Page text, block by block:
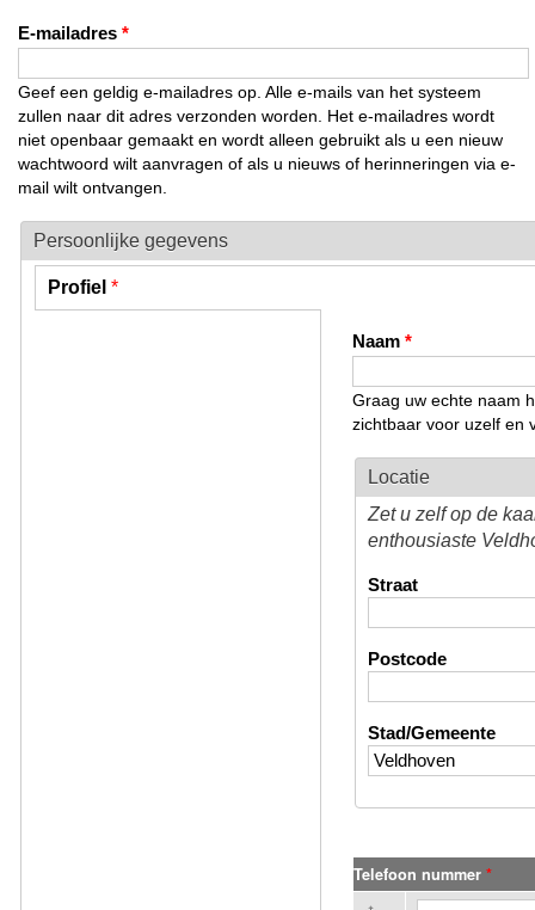
E-mailadres *
Geef een geldig e-mailadres op. Alle e-mails van het systeem
zullen naar dit adres verzonden worden. Het e-mailadres wordt
niet openbaar gemaakt en wordt alleen gebruikt als u een nieuw
wachtwoord wilt aanvragen of als u nieuws of herinneringen via e-
mail wilt ontvangen.
Persoonlijke gegevens
Verticale tabs
Profiel *
(actieve tabblad)
Naam *
Graag uw echte naam
zichtbaar voor uzelf en
Locatie
Zet u zelf op de
enthousiaste
Straat
Postcode
Stad/Gemeente
Telefoon nummer *